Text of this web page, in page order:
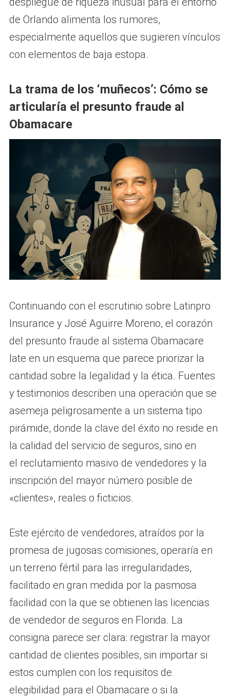
de Orlando alimenta los rumores,
especialmente aquellos que sugieren vínculos
con elementos de baja estopa.
La trama de los ‘muñecos’: Cómo se
articularía el presunto fraude al
Obamacare
Continuando con el escrutinio sobre Latinpro
Insurance y José Aguirre Moreno, el corazón
del presunto fraude al sistema Obamacare
late en un esquema que parece priorizar la
cantidad sobre la legalidad y la ética. Fuentes
y testimonios describen una operación que se
asemeja peligrosamente a un sistema tipo
pirámide, donde la clave del éxito no reside en
la calidad del servicio de seguros, sino en
el reclutamiento masivo de vendedores y la
inscripción del mayor número posible de
«clientes», reales o ficticios.
Este ejército de vendedores, atraídos por la
promesa de jugosas comisiones, operaría en
un terreno fértil para las irregularidades,
facilitado en gran medida por la pasmosa
facilidad con la que se obtienen las licencias
de vendedor de seguros en Florida. La
consigna parece ser clara: registrar la mayor
cantidad de clientes posibles, sin importar si
estos cumplen con los requisitos de
elegibilidad para el Obamacare o si la